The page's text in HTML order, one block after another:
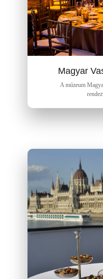
Magyar
A múzeum